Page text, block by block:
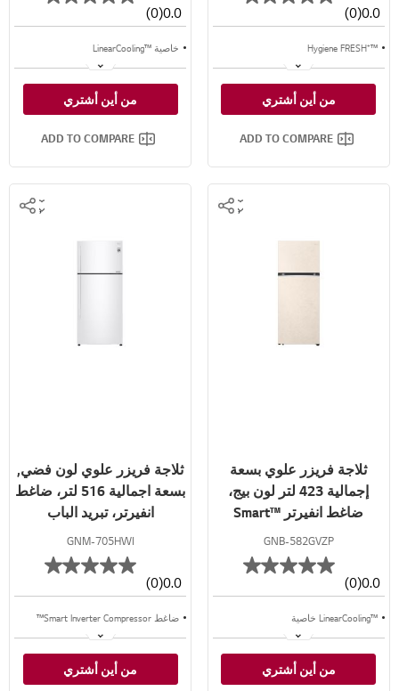
0.0
(0)
™⁺Hygiene FRESH
ضاغط انفيرتر ذكي
تبريد خطي™
من أين أشتري
ADD TO COMPARE
0.0
(0)
خاصية ™LinearCooling
تدفق متعدد للهواء
من أين أشتري
ADD TO COMPARE
ثلاجة فريزر علوي بسعة
إجمالية 423 لتر لون بيج،
ضاغط انفيرتر ™Smart
Inverter
GNB-582GVZP
0.0
(0)
™LinearCooling خاصية
من أين أشتري
ثلاجة فريزر علوي لون فضي,
بسعة اجمالية 516 لتر، ضاغط
انفيرتر، تبريد الباب
GNM-705HWI
0.0
(0)
ضاغط Smart Inverter Compressor™
من أين أشتري